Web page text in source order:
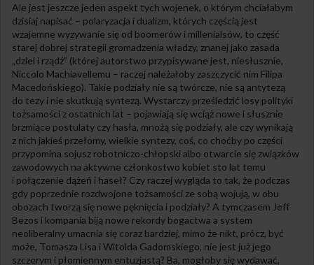
Ale jest jeszcze jeden aspekt tych wojenek, o którym chciałabym
dzisiaj napisać – polaryzacja i dualizm, których częścią jest
wzajemne wyzywanie się od boomerów i millenialsów, to część
starej dobrej strategii gromadzenia władzy, znanej jako zasada
„dziel i rządź” (której autorstwo przypisywane jest, niesłusznie,
Niccolo Machiavellemu – raczej należałoby zaszczycić nim Filipa
Macedońskiego). Takie podziały nie są twórcze, nie są antytezą
do tezy i nie skutkują syntezą. Wystarczy prześledzić losy polityki
tożsamości z ostatnich lat – pojawiają się wciąż nowe i słusznie
brzmiące postulaty czy hasła, mnożą się podziały, ale czy wynikają
z nich jakieś przełomy, wielkie syntezy, coś, co choćby po części
przypomina sojusz robotniczo-chłopski albo otwarcie się związków
zawodowych na aktywne członkostwo kobiet sto lat temu
i połączenie dążeń i haseł? Czy raczej wygląda to tak, że podczas
gdy poprzednie rozdwojone tożsamości ze sobą wojują, w obu
obozach tworzą się nowe pęknięcia i podziały? A tymczasem Jeff
Bezos i kompania biją nowe rekordy bogactwa a system
neoliberalny umacnia się coraz bardziej, mimo że nikt, prócz, być
może, Tomasza Lisa i Witolda Gadomskiego, nie jest już jego
szczerym i płomiennym entuzjastą? Ba, mogłoby się wydawać,